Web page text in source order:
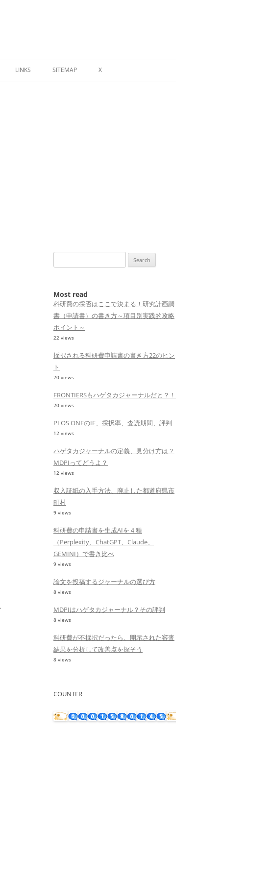
LINKS SITEMAP X
for:
Most read
科研費の採否はここで決まる！研究計画調
書（申請書）の書き方～項目別実践的攻略
ポイント～
22 views
採択される科研費申請書の書き方22のヒン
ト
20 views
FRONTIERSもハゲタカジャーナルだと？！
20 views
PLOS ONEのIF、採択率、査読期間、評判
12 views
ハゲタカジャーナルの定義、見分け方は？
MDPIってどうよ？
12 views
収入証紙の入手方法、廃止した都道府県市
町村
9 views
科研費の申請書を生成AIを４種
（Perplexity、ChatGPT、Claude、
GEMINI）で書き比べ
9 views
論文を投稿するジャーナルの選び方
8 views
MDPIはハゲタカジャーナル？その評判
8 views
科研費が不採択だったら、開示された審査
結果を分析して改善点を探そう
8 views
COUNTER